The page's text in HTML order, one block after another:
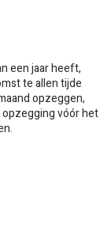
een jaar heeft,
te allen tijde
opzeggen,
vóór het